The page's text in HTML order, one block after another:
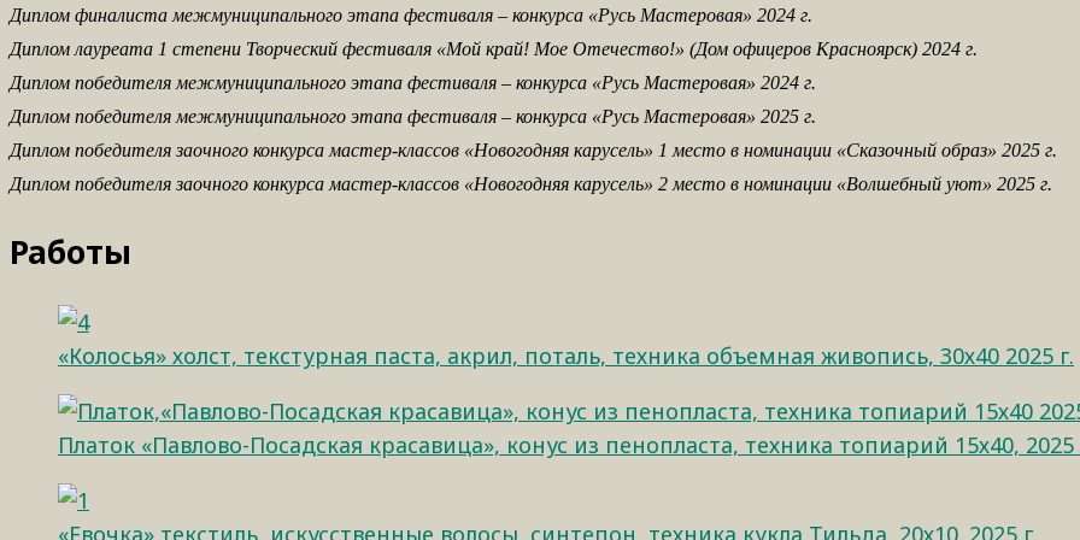
Диплом финалиста межмуниципального этапа фестиваля – конкурса «Русь Мастеровая» 2024 г.
Диплом лауреата 1 степени Творческий фестиваля «Мой край! Мое Отечество!» (Дом офицеров Красноярск) 2024 г.
Диплом победителя межмуниципального этапа фестиваля – конкурса «Русь Мастеровая» 2024 г.
Диплом победителя межмуниципального этапа фестиваля – конкурса «Русь Мастеровая» 2025 г.
Диплом победителя заочного конкурса мастер-классов «Новогодняя карусель» 1 место в номинации «Сказочный образ» 2025 г.
Диплом победителя заочного конкурса мастер-классов «Новогодняя карусель» 2 место в номинации «Волшебный уют» 2025 г.
Работы
«Колосья» холст, текстурная паста, акрил, поталь, техника объемная живопись, 30х40 2025 г.
Платок «Павлово-Посадская красавица», конус из пенопласта, техника топиарий 15х40, 2025
«Евочка» текстиль, искусственные волосы, синтепон, техника кукла Тильда, 20х10. 2025 г.